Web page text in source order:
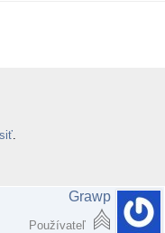
Grawp
Používateľ